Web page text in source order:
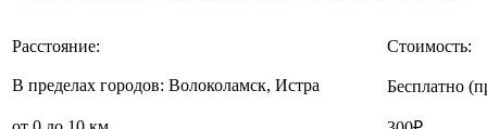
Расстояние: Стоимость:
В пределах городов: Волоколамск, Истра Бесплатно